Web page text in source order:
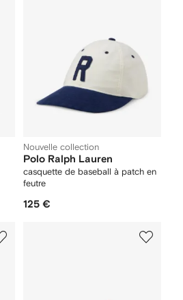
Nouvelle collection
Polo Ralph Lauren
casquette de baseball à patch en
feutre
125 €